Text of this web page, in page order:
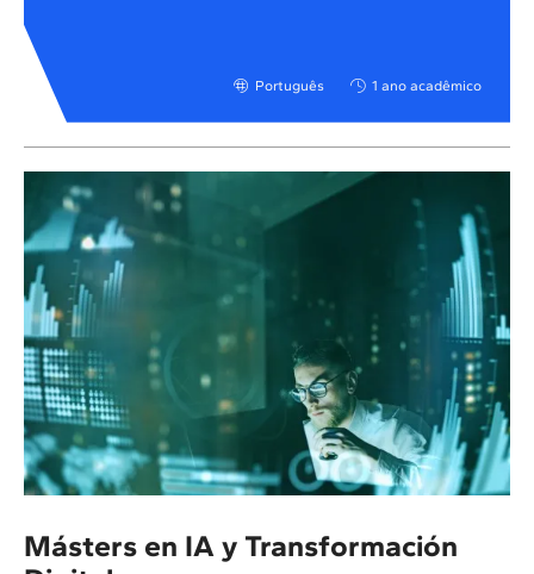
Português 1 ano acadêmico
Másters en IA y Transformación